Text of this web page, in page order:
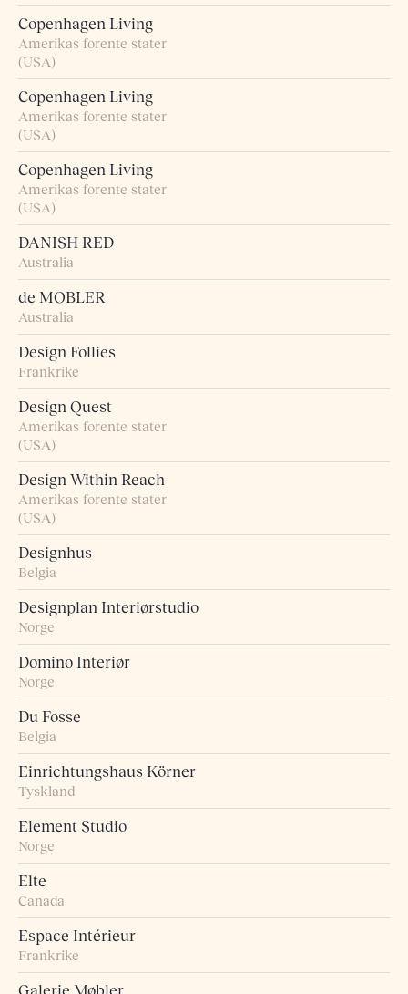
Copenhagen Living
Amerikas forente stater
(USA)
Copenhagen Living
Amerikas forente stater
(USA)
Copenhagen Living
Amerikas forente stater
(USA)
DANISH RED
Australia
de MOBLER
Australia
Design Follies
Frankrike
Design Quest
Amerikas forente stater
(USA)
Design Within Reach
Amerikas forente stater
(USA)
Designhus
Belgia
Designplan Interiørstudio
Norge
Domino Interiør
Norge
Du Fosse
Belgia
Einrichtungshaus Körner
Tyskland
Element Studio
Norge
Elte
Canada
Espace Intérieur
Frankrike